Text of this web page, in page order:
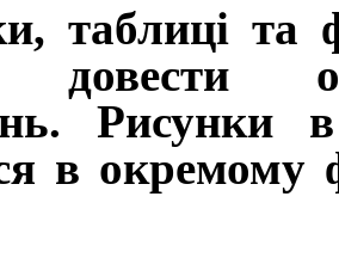
, таблиці та
довести
Рисункив
в окремому